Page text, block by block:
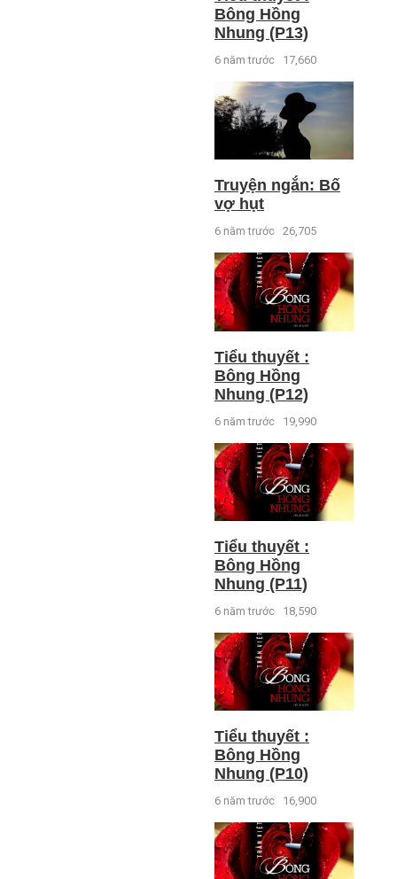
Bông Hồng
Nhung (P13)
6 năm trước 17,660
Truyện ngắn: Bố
vợ hụt
6 năm trước 26,705
Tiểu thuyết :
Bông Hồng
Nhung (P12)
6 năm trước 19,990
Tiểu thuyết :
Bông Hồng
Nhung (P11)
6 năm trước 18,590
Tiểu thuyết :
Bông Hồng
Nhung (P10)
6 năm trước 16,900